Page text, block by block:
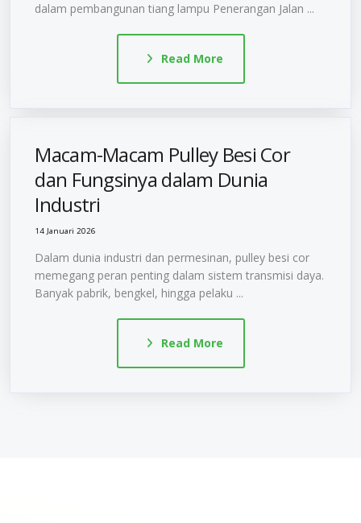
dalam pembangunan tiang lampu Penerangan Jalan ...
Read More
Macam-Macam Pulley Besi Cor
dan Fungsinya dalam Dunia
Industri
14 Januari 2026
Dalam dunia industri dan permesinan, pulley besi cor
memegang peran penting dalam sistem transmisi daya.
Banyak pabrik, bengkel, hingga pelaku ...
Read More